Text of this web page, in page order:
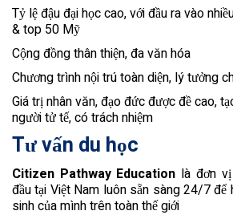
Tỷ lệ đậu đại học cao, với đầu ra vào
& top 50 Mỹ
Cộng đồng thân thiện, đa văn hóa
Chương trình nội trú toàn diện, lý tưởng
Giá trị nhân văn, đạo đức được đề cao,
người tử tế, có trách nhiệm
Tư vấn du học
Citizen Pathway Education là đơn
đầu tại Việt Nam luôn sẵn sàng 24/7 để
sinh của mình trên toàn thế giới